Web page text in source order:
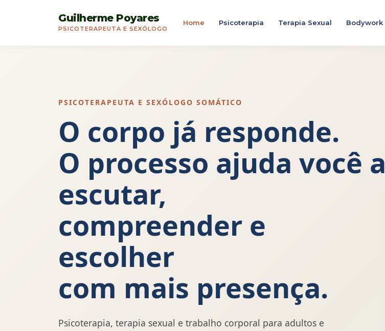
Guilherme Poyares
PSICOTERAPEUTA E SEXÓLOGO
Home Psicoterapia Terapia Sexual Bodywork
PSICOTERAPEUTA E SEXÓLOGO SOMÁTICO
O corpo já responde.
O processo ajuda você a
escutar,
compreender e
escolher
com mais presença.
Psicoterapia, terapia sexual e trabalho corporal para adultos e